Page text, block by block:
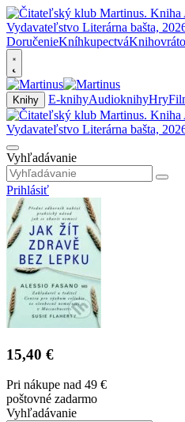
DoručenieKníhkupectvá
Knihy E-knihyAudioknihyHry
Vyhľadávanie
Prihlásiť
15,40 €
Pri nákupe nad 49 €
poštovné zadarmo
Vyhľadávanie